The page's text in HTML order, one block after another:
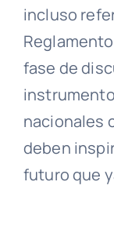
incluso
fase de
nacionales
deben
futuro que